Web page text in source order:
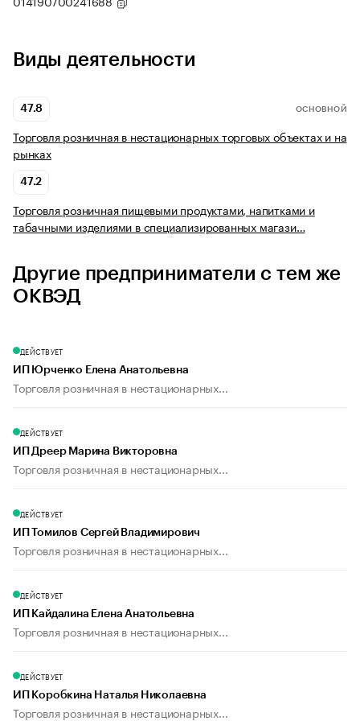
Виды деятельности
47.8 ОСНОВНОЙ
Торговля розничная в нестационарных торговых объектах и на
рынках
47.2
Торговля розничная пищевыми продуктами, напитками и
табачными изделиями в специализированных магази…
Другие предприниматели с тем же
ОКВЭД
ДЕЙСТВУЕТ
ИП Юрченко Елена Анатольевна
Торговля розничная в нестационарных...
ДЕЙСТВУЕТ
ИП Дреер Марина Викторовна
Торговля розничная в нестационарных...
ДЕЙСТВУЕТ
ИП Томилов Сергей Владимирович
Торговля розничная в нестационарных...
ДЕЙСТВУЕТ
ИП Кайдалина Елена Анатольевна
Торговля розничная в нестационарных...
ДЕЙСТВУЕТ
ИП Коробкина Наталья Николаевна
Торговля розничная в нестационарных...